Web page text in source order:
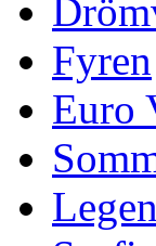
Fyren
Euro